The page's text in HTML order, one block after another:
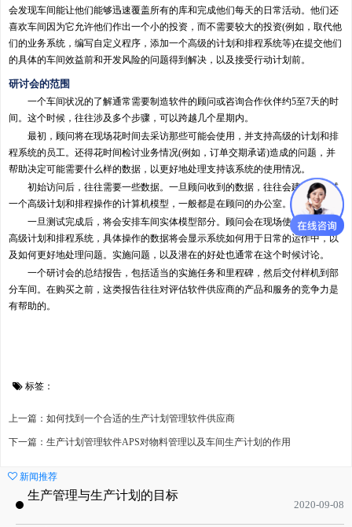
会发现车间能让他们能够迅速覆盖所有的库和完成他们每天的日常活动。他们还
喜欢车间因为它允许他们作出一个小的投资，而不需要较大的投资(例如，取代他
们的业务系统，编写自定义程序，添加一个高级的计划和排程系统等)在提交他们
的具体的车间效益前和开发风险的问题得到解决，以及接受行动计划前。
研讨会的范围
一个车间状况的了解通常需要制造软件的顾问或咨询合作伙伴约5至7天的时
间。这个时候，往往涉及多个步骤，可以跨越几个星期内。
最初，顾问将在现场花时间去采访那些可能会使用，并支持高级的计划和排
程系统的员工。还得花时间检讨业务情况(例如，订单交期承诺)造成的问题，并
帮助决定可能需要什么样的数据，以更好地处理支持该系统的使用情况。
初始访问后，往往需要一些数据。一旦顾问收到的数据，往往会建立和测试
一个高级计划和排程操作的计算机模型，一般都是在顾问的办公室。
一旦测试完成后，将会安排车间实体模型部分。顾问会在现场使用永凯APS
高级计划和排程系统，具体操作的数据将会显示系统如何用于日常的运作中，以
及如何更好地处理问题。实施问题，以及潜在的好处也通常在这个时候讨论。
一个研讨会的总结报告，包括适当的实施任务和里程碑，然后交付样机到部
分车间。在购买之前，这类报告往往对评估软件供应商的产品和服务的竞争力是
有帮助的。
标签：
上一篇：如何找到一个合适的生产计划管理软件供应商
下一篇：生产计划管理软件APS对物料管理以及车间生产计划的作用
新闻推荐
生产管理与生产计划的目标
2020-09-08